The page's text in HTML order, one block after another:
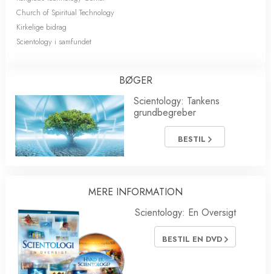
Church of Spiritual Technology
Kirkelige bidrag
Scientology i samfundet
BØGER
Scientology: Tankens
grundbegreber
BESTIL
MERE INFORMATION
Scientology: En Oversigt
BESTIL EN DVD